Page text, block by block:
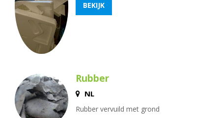
BEKIJK
Rubber
NL
Rubber vervuild met grond